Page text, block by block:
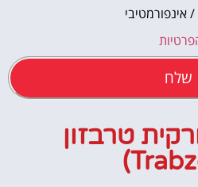
אינפורמטיבי
שלח
טרבזון